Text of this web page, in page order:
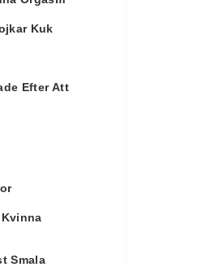
Kuk
Efter Att
Kvinna
Smala